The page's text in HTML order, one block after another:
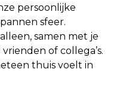
persoonlijke
sfeer.
samen met je
of collega’s.
thuis voelt in